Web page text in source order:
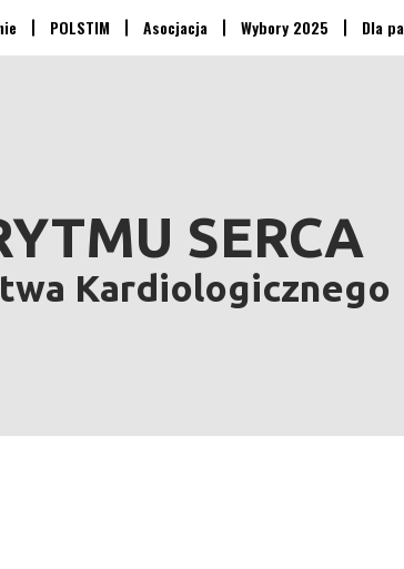
POLSTIM Asocjacja Wybory 2025 Dla
SERCA
Kardiologicznego